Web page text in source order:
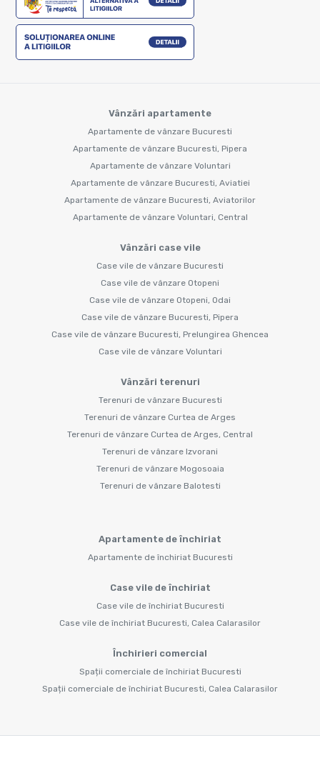
Vânzări apartamente
Apartamente de vânzare Bucuresti
Apartamente de vânzare Bucuresti, Pipera
Apartamente de vânzare Voluntari
Apartamente de vânzare Bucuresti, Aviatiei
Apartamente de vânzare Bucuresti, Aviatorilor
Apartamente de vânzare Voluntari, Central
Vânzări case vile
Case vile de vânzare Bucuresti
Case vile de vânzare Otopeni
Case vile de vânzare Otopeni, Odai
Case vile de vânzare Bucuresti, Pipera
Case vile de vânzare Bucuresti, Prelungirea Ghencea
Case vile de vânzare Voluntari
Vânzări terenuri
Terenuri de vânzare Bucuresti
Terenuri de vânzare Curtea de Arges
Terenuri de vânzare Curtea de Arges, Central
Terenuri de vânzare Izvorani
Terenuri de vânzare Mogosoaia
Terenuri de vânzare Balotesti
Apartamente de închiriat
Apartamente de închiriat Bucuresti
Case vile de închiriat
Case vile de închiriat Bucuresti
Case vile de închiriat Bucuresti, Calea Calarasilor
Închirieri comercial
Spații comerciale de închiriat Bucuresti
Spații comerciale de închiriat Bucuresti, Calea Calarasilor